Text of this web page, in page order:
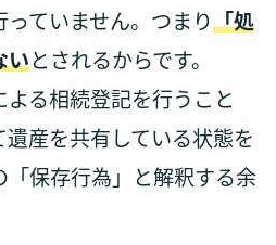
ていません。つまり「処
いとされるからです。
る相続登記を行うこと
産を共有している状態を
保存行為」と解釈する余